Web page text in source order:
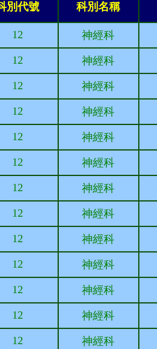
別代號 科別名稱
12 神經科
12 神經科
12 神經科
12 神經科
12 神經科
12 神經科
12 神經科
12 神經科
12 神經科
12 神經科
12 神經科
12 神經科
12 神經科